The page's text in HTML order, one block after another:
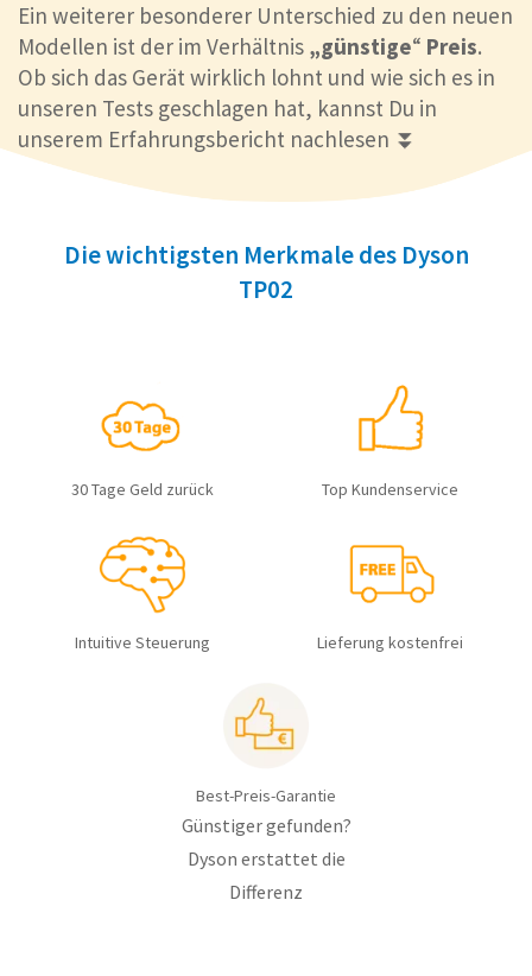
Ein weiterer besonderer Unterschied zu den neuen
Modellen ist der im Verhältnis „günstige“ Preis.
Ob sich das Gerät wirklich lohnt und wie sich es in
unseren Tests geschlagen hat, kannst Du in
unserem Erfahrungsbericht nachlesen ⏬
Die wichtigsten Merkmale des Dyson
TP02
30 Tage Geld zurück Top Kundenservice
Intuitive Steuerung Lieferung kostenfrei
Best-Preis-Garantie
Günstiger gefunden?
Dyson erstattet die
Differenz